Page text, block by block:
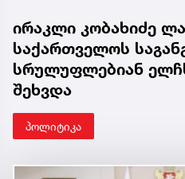
ირაკლი კობახიძე
საქართველოს
სრულუფლებიან
შეხვდა
პოლიტიკა